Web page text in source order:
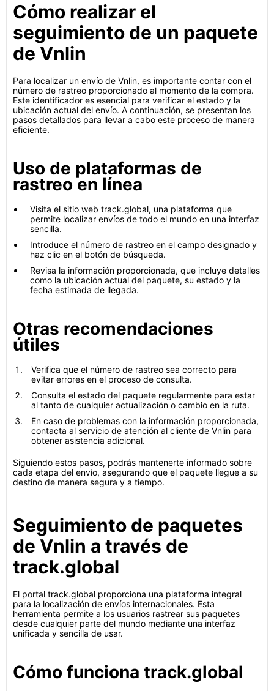
Cómo realizar el
seguimiento de un paquete
de Vnlin
Para localizar un envío de Vnlin, es importante contar con el
número de rastreo proporcionado al momento de la compra.
Este identificador es esencial para verificar el estado y la
ubicación actual del envío. A continuación, se presentan los
pasos detallados para llevar a cabo este proceso de manera
eficiente.
Uso de plataformas de
rastreo en línea
Visita el sitio web track.global, una plataforma que
permite localizar envíos de todo el mundo en una interfaz
sencilla.
Introduce el número de rastreo en el campo designado y
haz clic en el botón de búsqueda.
Revisa la información proporcionada, que incluye detalles
como la ubicación actual del paquete, su estado y la
fecha estimada de llegada.
Otras recomendaciones
útiles
Verifica que el número de rastreo sea correcto para
evitar errores en el proceso de consulta.
Consulta el estado del paquete regularmente para estar
al tanto de cualquier actualización o cambio en la ruta.
En caso de problemas con la información proporcionada,
contacta al servicio de atención al cliente de Vnlin para
obtener asistencia adicional.
Siguiendo estos pasos, podrás mantenerte informado sobre
cada etapa del envío, asegurando que el paquete llegue a su
destino de manera segura y a tiempo.
Seguimiento de paquetes
de Vnlin a través de
track.global
El portal track.global proporciona una plataforma integral
para la localización de envíos internacionales. Esta
herramienta permite a los usuarios rastrear sus paquetes
desde cualquier parte del mundo mediante una interfaz
unificada y sencilla de usar.
Cómo funciona track.global